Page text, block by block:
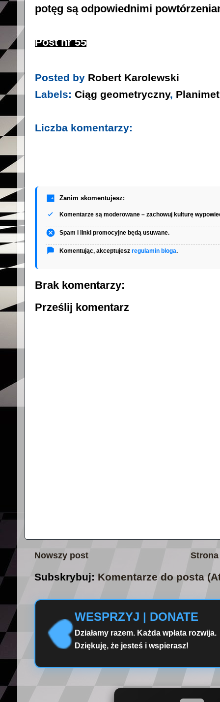
potęg są odpowiednimi
Post nr 55
Posted by Robert Karolewski
Labels: Ciąg geometryczny,
Liczba komentarzy:
Zanim skomentujesz:
Komentarze są moderowane – zachowuj kulturę
Spam i linki promocyjne będą usuwane.
Komentując, akceptujesz regulamin bloga.
Brak komentarzy:
Prześlij komentarz
Nowszy post Strona
Subskrybuj: Komentarze do posta
WESPRZYJ | DONATE
Działamy razem. Każda wpłata rozwija.
Dziękuję, że jesteś i wspierasz!